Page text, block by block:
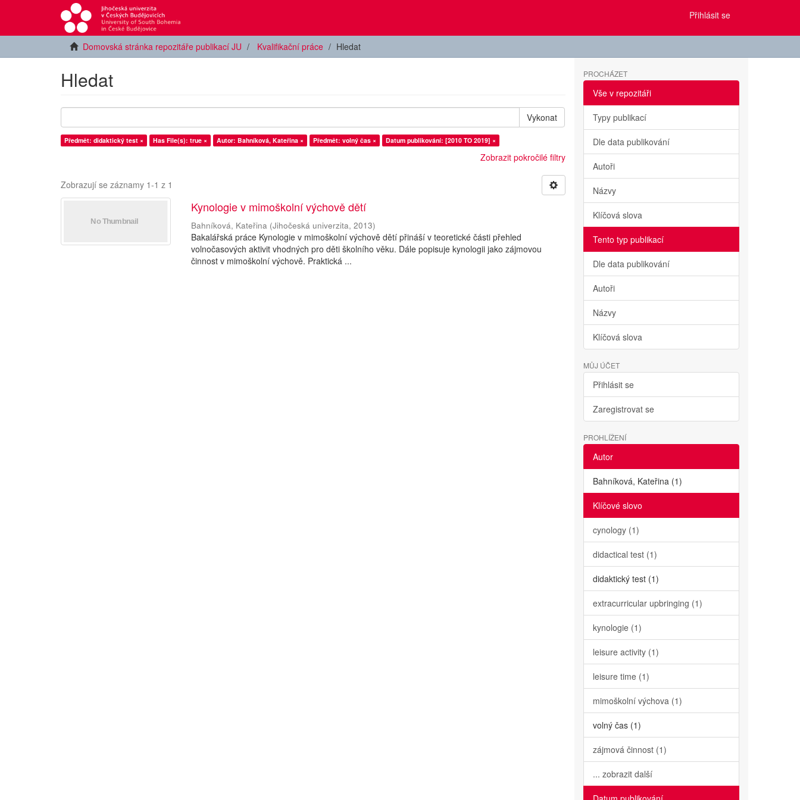
Přihlásit se
Domovská stránka repozitáře publikací JU Kvalifikační práce Hledat
Hledat
Vykonat
Předmět: didaktický test × Has File(s): true × Autor: Bahníková, Kateřina × Předmět: volný čas × Datum publikování: [2010 TO 2019] ×
Zobrazit pokročilé filtry
Zobrazují se záznamy 1-1 z 1
Kynologie v mimoškolní výchově dětí
Bahníková, Kateřina (Jihočeská univerzita,2013)
Bakalářská práce Kynologie v mimoškolní výchově dětí přináší v teoretické části přehled
volnočasových aktivit vhodných pro děti školního věku. Dále popisuje kynologii jako zájmovou
činnost v mimoškolní výchově. Praktická ...
PROCHÁZET
Vše v repozitáři
Typy publikací
Dle data publikování
Autoři
Názvy
Klíčová slova
Tento typ publikací
Dle data publikování
Autoři
Názvy
Klíčová slova
MŮJ ÚČET
Přihlásit se
Zaregistrovat se
PROHLÍŽENÍ
Autor
Bahníková, Kateřina (1)
Klíčové slovo
cynology (1)
didactical test (1)
didaktický test (1)
extracurricular upbringing (1)
kynologie (1)
leisure activity (1)
leisure time (1)
mimoškolní výchova (1)
volný čas (1)
zájmová činnost (1)
... zobrazit další